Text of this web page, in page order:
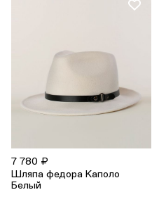
7 780 ₽
Шляпа федора Каполо
Белый